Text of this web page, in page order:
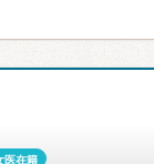
医在籍